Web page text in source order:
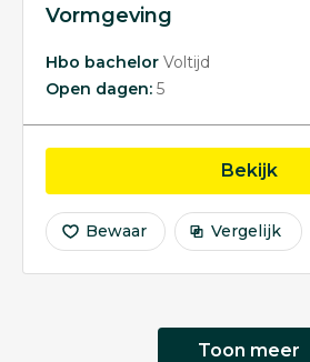
Vormgeving
Hbo bachelor Voltijd
Open dagen: 5
Bekijk
Bewaar Vergelijk
Toon meer